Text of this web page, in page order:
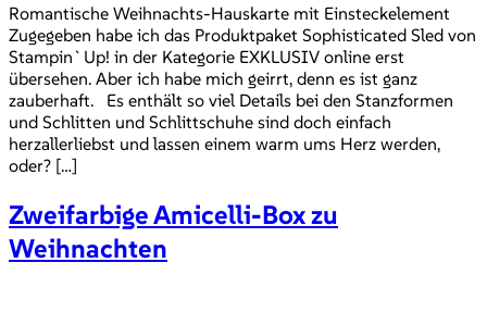
Romantische Weihnachts-Hauskarte mit Einsteckelement
Zugegeben habe ich das Produktpaket Sophisticated Sled von
Stampin`Up! in der Kategorie EXKLUSIV online erst
übersehen. Aber ich habe mich geirrt, denn es ist ganz
zauberhaft. Es enthält so viel Details bei den Stanzformen
und Schlitten und Schlittschuhe sind doch einfach
herzallerliebst und lassen einem warm ums Herz werden,
oder? […]
Zweifarbige Amicelli-Box zu
Weihnachten